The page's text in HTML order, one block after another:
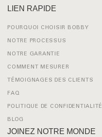
LIEN RAPIDE
POURQUOI CHOISIR BOBBY
NOTRE PROCESSUS
NOTRE GARANTIE
COMMENT MESURER
TÉMOIGNAGES DES CLIENTS
FAQ
POLITIQUE DE CONFIDENTIALITÉ
BLOG
JOINEZ NOTRE MONDE